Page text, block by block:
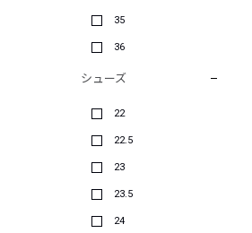
35
36
シューズ
22
22.5
23
23.5
24